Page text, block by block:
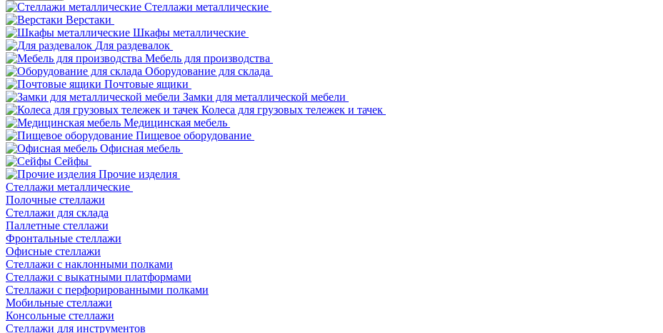
Стеллажи металлические
Верстаки
Шкафы металлические
Для раздевалок
Мебель для производства
Оборудование для склада
Почтовые ящики
Замки для металлической мебели
Колеса для грузовых тележек и тачек
Медицинская мебель
Пищевое оборудование
Офисная мебель
Сейфы
Прочие изделия
Стеллажи металлические
Полочные стеллажи
Стеллажи для склада
Паллетные стеллажи
Фронтальные стеллажи
Офисные стеллажи
Стеллажи с наклонными полками
Стеллажи с выкатными платформами
Стеллажи с перфорированными полками
Мобильные стеллажи
Консольные стеллажи
Стеллажи для инструментов